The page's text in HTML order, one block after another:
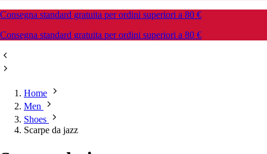
Consegna standard gratuita per ordini superiori a 80 €
Consegna standard gratuita per ordini superiori a 80 €
Home
Men
Shoes
Scarpe da jazz